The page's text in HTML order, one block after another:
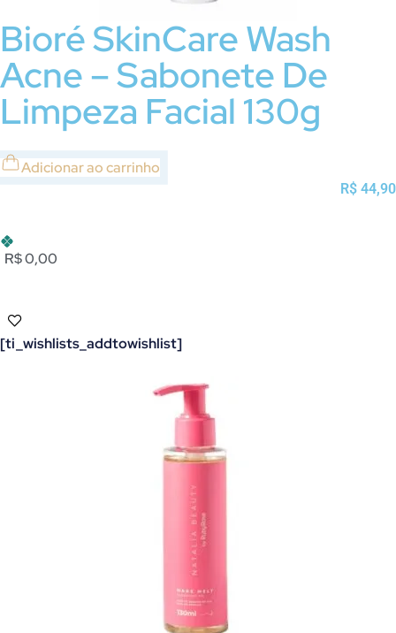
Bioré SkinCare Wash
Acne – Sabonete De
Limpeza Facial 130g
Adicionar ao carrinho
R$ 44,90
R$ 0,00
[ti_wishlists_addtowishlist]